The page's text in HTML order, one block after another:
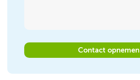
Contact opnemen